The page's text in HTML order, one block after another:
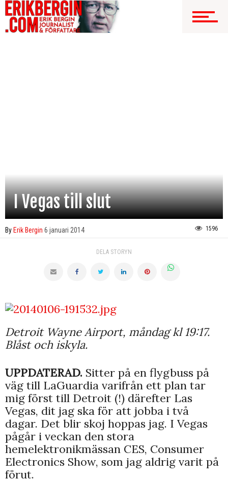
I Vegas till slut
By Erik Bergin 6 januari 2014 1596
DELA STORYN
Detroit Wayne Airport, måndag kl 19:17.
Blåst och iskyla.
UPPDATERAD. Sitter på en flygbuss på
väg till LaGuardia varifrån ett plan tar
mig först till Detroit (!) därefter Las
Vegas, dit jag ska för att jobba i två
dagar. Det blir skoj hoppas jag. I Vegas
pågår i veckan den stora
hemelektronikmässan CES, Consumer
Electronics Show, som jag aldrig varit på
förut.